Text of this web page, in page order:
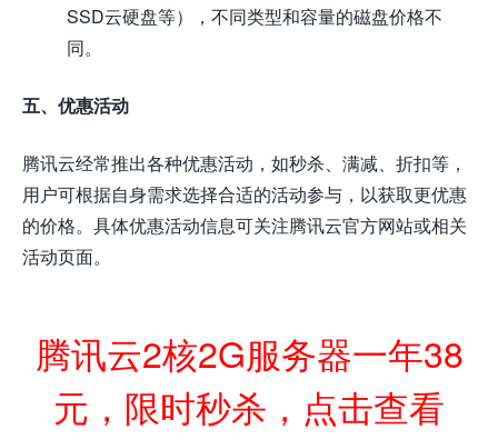
SSD云硬盘等），不同类型和容量的磁盘价格不
同。
五、优惠活动
腾讯云经常推出各种优惠活动，如秒杀、满减、折扣等，
用户可根据自身需求选择合适的活动参与，以获取更优惠
的价格。具体优惠活动信息可关注腾讯云官方网站或相关
活动页面。
腾讯云2核2G服务器一年38
元，限时秒杀，点击查看